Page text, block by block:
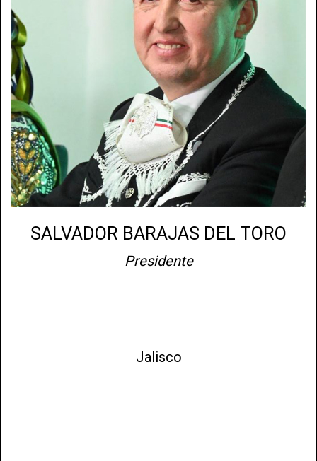
SALVADOR BARAJAS DEL TORO
Presidente
Jalisco